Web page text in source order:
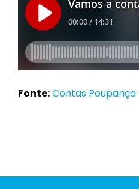
Fonte:Contas Poupança